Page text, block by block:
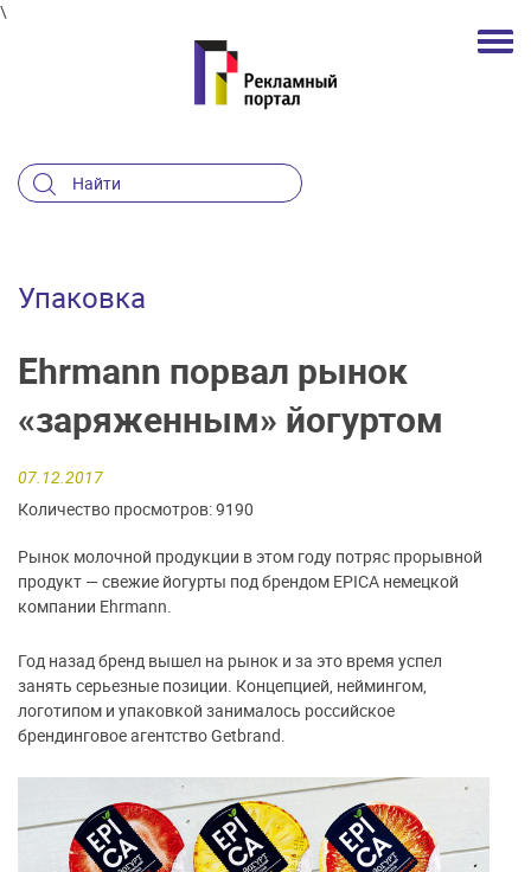
\
Упаковка
Ehrmann порвал рынок
«заряженным» йогуртом
07.12.2017
Количество просмотров: 9190
Рынок молочной продукции в этом году потряс прорывной
продукт — свежие йогурты под брендом EPICA немецкой
компании Ehrmann.
Год назад бренд вышел на рынок и за это время успел
занять серьезные позиции. Концепцией, неймингом,
логотипом и упаковкой занималось российское
брендинговое агентство Getbrand.